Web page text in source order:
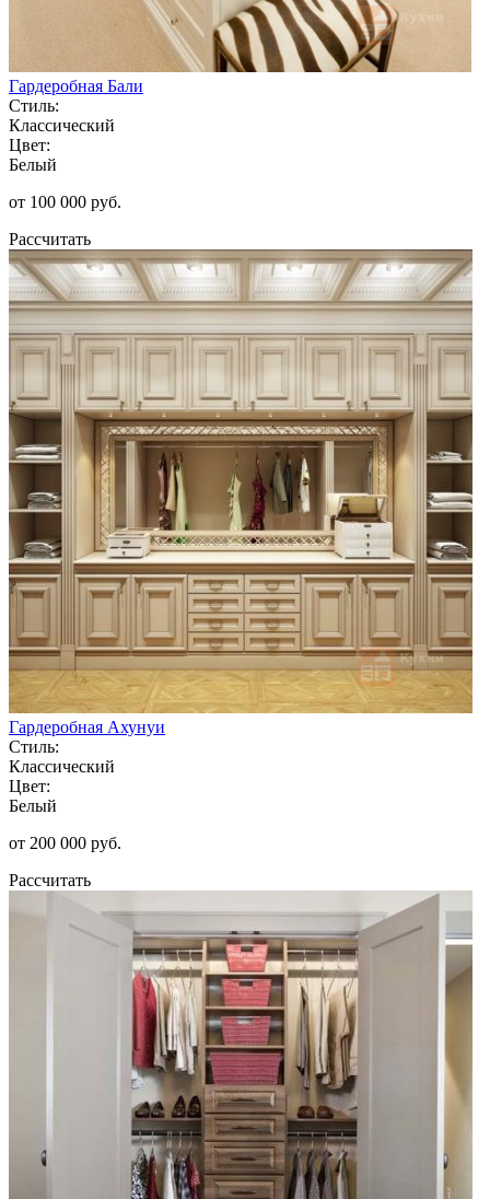
Гардеробная Бали
Стиль:
Классический
Цвет:
Белый
от 100 000 руб.
Рассчитать
Гардеробная Ахунуи
Стиль:
Классический
Цвет:
Белый
от 200 000 руб.
Рассчитать